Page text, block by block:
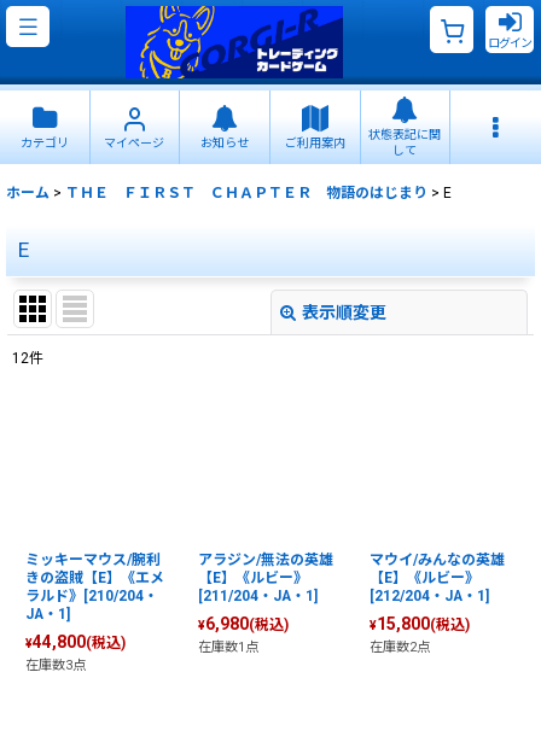
ログイン
カテゴリ マイページ お知らせ ご利用案内
状態表記に関
して
ホーム > ＴＨＥ ＦＩＲＳＴ ＣＨＡＰＴＥＲ 物語のはじまり > E
E
表示順変更
12件
ミッキーマウス/腕利
きの盗賊【E】《エメ
ラルド》[210/204・
JA・1]
¥44,800(税込)
在庫数3点
アラジン/無法の英雄
【E】《ルビー》
[211/204・JA・1]
¥6,980(税込)
在庫数1点
マウイ/みんなの英雄
【E】《ルビー》
[212/204・JA・1]
¥15,800(税込)
在庫数2点